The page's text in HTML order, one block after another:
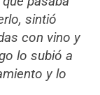
sintió
con vino y
lo subió a
y lo